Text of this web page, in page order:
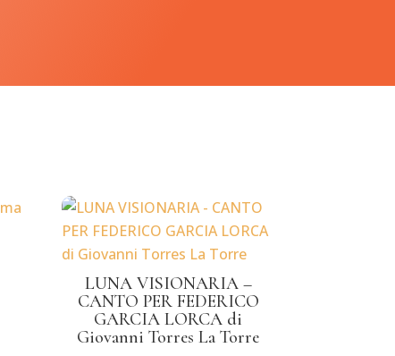
LUNA VISIONARIA –
CANTO PER FEDERICO
GARCIA LORCA di
Giovanni Torres La Torre